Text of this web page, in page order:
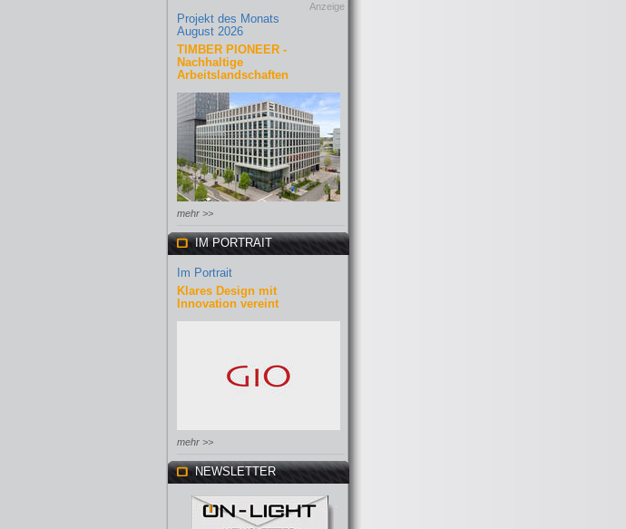
Anzeige
Projekt des Monats
August 2026
TIMBER PIONEER -
Nachhaltige
Arbeitslandschaften
mehr >>
IM PORTRAIT
Im Portrait
Klares Design mit
Innovation vereint
mehr >>
NEWSLETTER